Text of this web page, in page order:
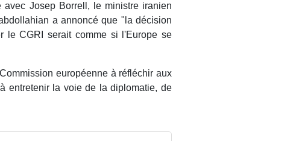
avec Josep Borrell, le ministre iranien
a annoncé que "la décision
le CGRI serait comme si l'Europe se
européenne à réfléchir aux
entretenir la voie de la diplomatie, de